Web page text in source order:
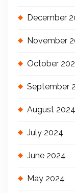
December
November
October
September
August 2024
July 2024
June 2024
May 2024